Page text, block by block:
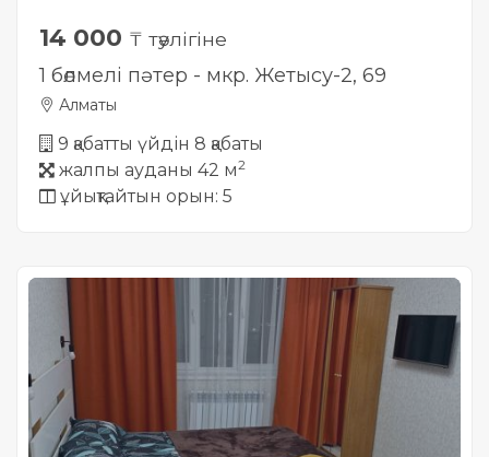
14 000 ₸ тәулігіне
1 бөлмелі пәтер - мкр. Жетысу-2, 69
Алматы
9 қабатты үйдін 8 қабаты
жалпы ауданы 42 м2
ұйықтайтын орын: 5